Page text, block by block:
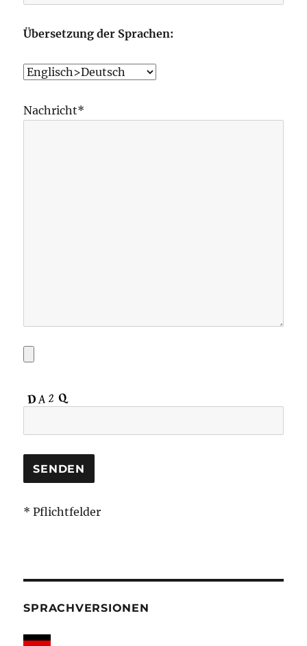
Übersetzung der Sprachen:
Nachricht*
* Pflichtfelder
SPRACHVERSIONEN